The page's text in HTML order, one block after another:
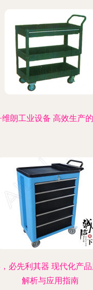
朗工业设备 高效生产
必先利其器 现代化产
解析与应用指南